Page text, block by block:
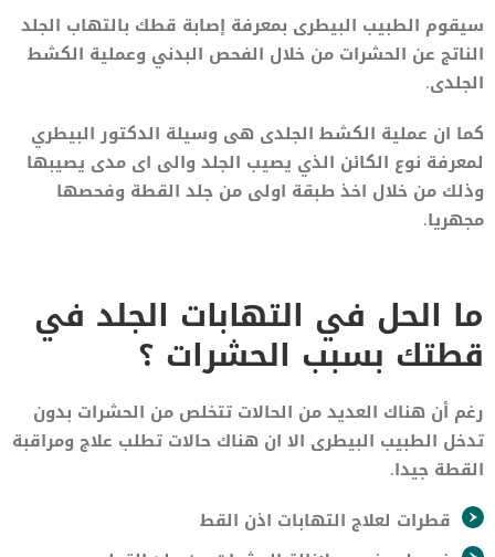
سيقوم الطبيب البيطرى بمعرفة إصابة قطك بالتهاب الجلد
الناتج عن الحشرات من خلال الفحص البدني وعملية الكشط
الجلدى.
كما ان عملية الكشط الجلدى هى وسيلة الدكتور البيطري
لمعرفة نوع الكائن الذي يصيب الجلد والى اى مدى يصيبها
وذلك من خلال اخذ طبقة اولى من جلد القطة وفحصها
مجهريا.
ما الحل في التهابات الجلد في
قطتك بسبب الحشرات ؟
رغم أن هناك العديد من الحالات تتخلص من الحشرات بدون
تدخل الطبيب البيطرى الا ان هناك حالات تطلب علاج ومراقبة
القطة جيدا.
قطرات لعلاج التهابات اذن القط